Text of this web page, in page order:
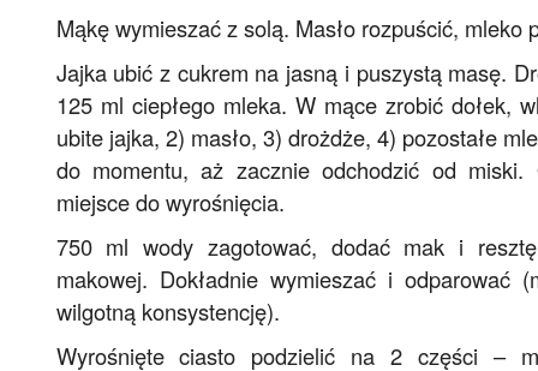
Mąkę wymieszać z solą. Masło rozpuścić, mleko
Jajka ubić z cukrem na jasną i puszystą masę.
125 ml ciepłego mleka. W mące zrobić dołek,
ubite jajka, 2) masło, 3) drożdże, 4) pozostałe
do momentu, aż zacznie odchodzić od miski.
miejsce do wyrośnięcia.
750 ml wody zagotować, dodać mak i
makowej. Dokładnie wymieszać i odparować
wilgotną konsystencję).
Wyrośnięte ciasto podzielić na 2 części –